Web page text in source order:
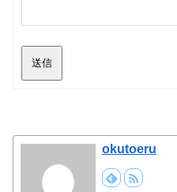
送信
okutoeru